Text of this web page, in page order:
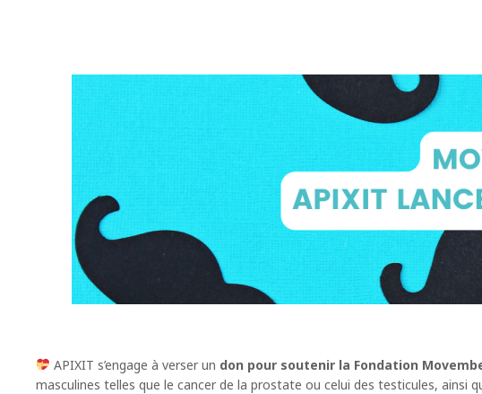
APIXIT s’engage à verser un don pour soutenir la Fondation
masculines telles que le cancer de la prostate ou celui des testicules, ainsi